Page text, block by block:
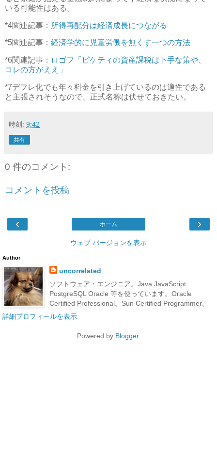
いる可能性はある。
*4関連記事： 所得再配分は経済成長につながる
*5関連記事： 経済学的に児童労働を無くす一つの方法
*6関連記事： ロゴフ「ピケティの資産課税は下手な策や、
コレの方がええ」
*7デフレ化でも年々料金を引き上げているのは適性である
と主張されそうなので、正式名称は伏せておきたい。
時刻: 9:42
共有
0 件のコメント:
コメントを投稿
‹ ›
ホーム
ウェブ バージョンを表示
Author
uncorrelated
ソフトウェア・エンジニア。Java JavaScript
PostgreSQL Oracle 等を使っています。Oracle
Certified Professional。Sun Certified Programmer。
詳細プロフィールを表示
Powered by Blogger.